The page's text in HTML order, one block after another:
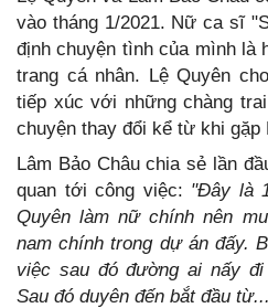
vào tháng 1/2021. Nữ ca sĩ
định chuyện tình của mình là
trang cá nhân. Lệ Quyên
tiếp xúc với những chàng
chuyện thay đổi kể từ khi gặp
Lâm Bảo Châu chia sẻ lần
quan tới công việc: "Đây là
Quyên làm nữ chính nên
nam chính trong dự án đấy.
việc sau đó đường ai nấy
Sau đó duyên đến bắt đầu